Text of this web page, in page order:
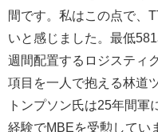
間です。私はこの点で、
いと感じました。最低
週間配置するロジスティ
項目を一人で抱える林道
トンプソン氏は25年間軍
経験でMBEを受勲してい